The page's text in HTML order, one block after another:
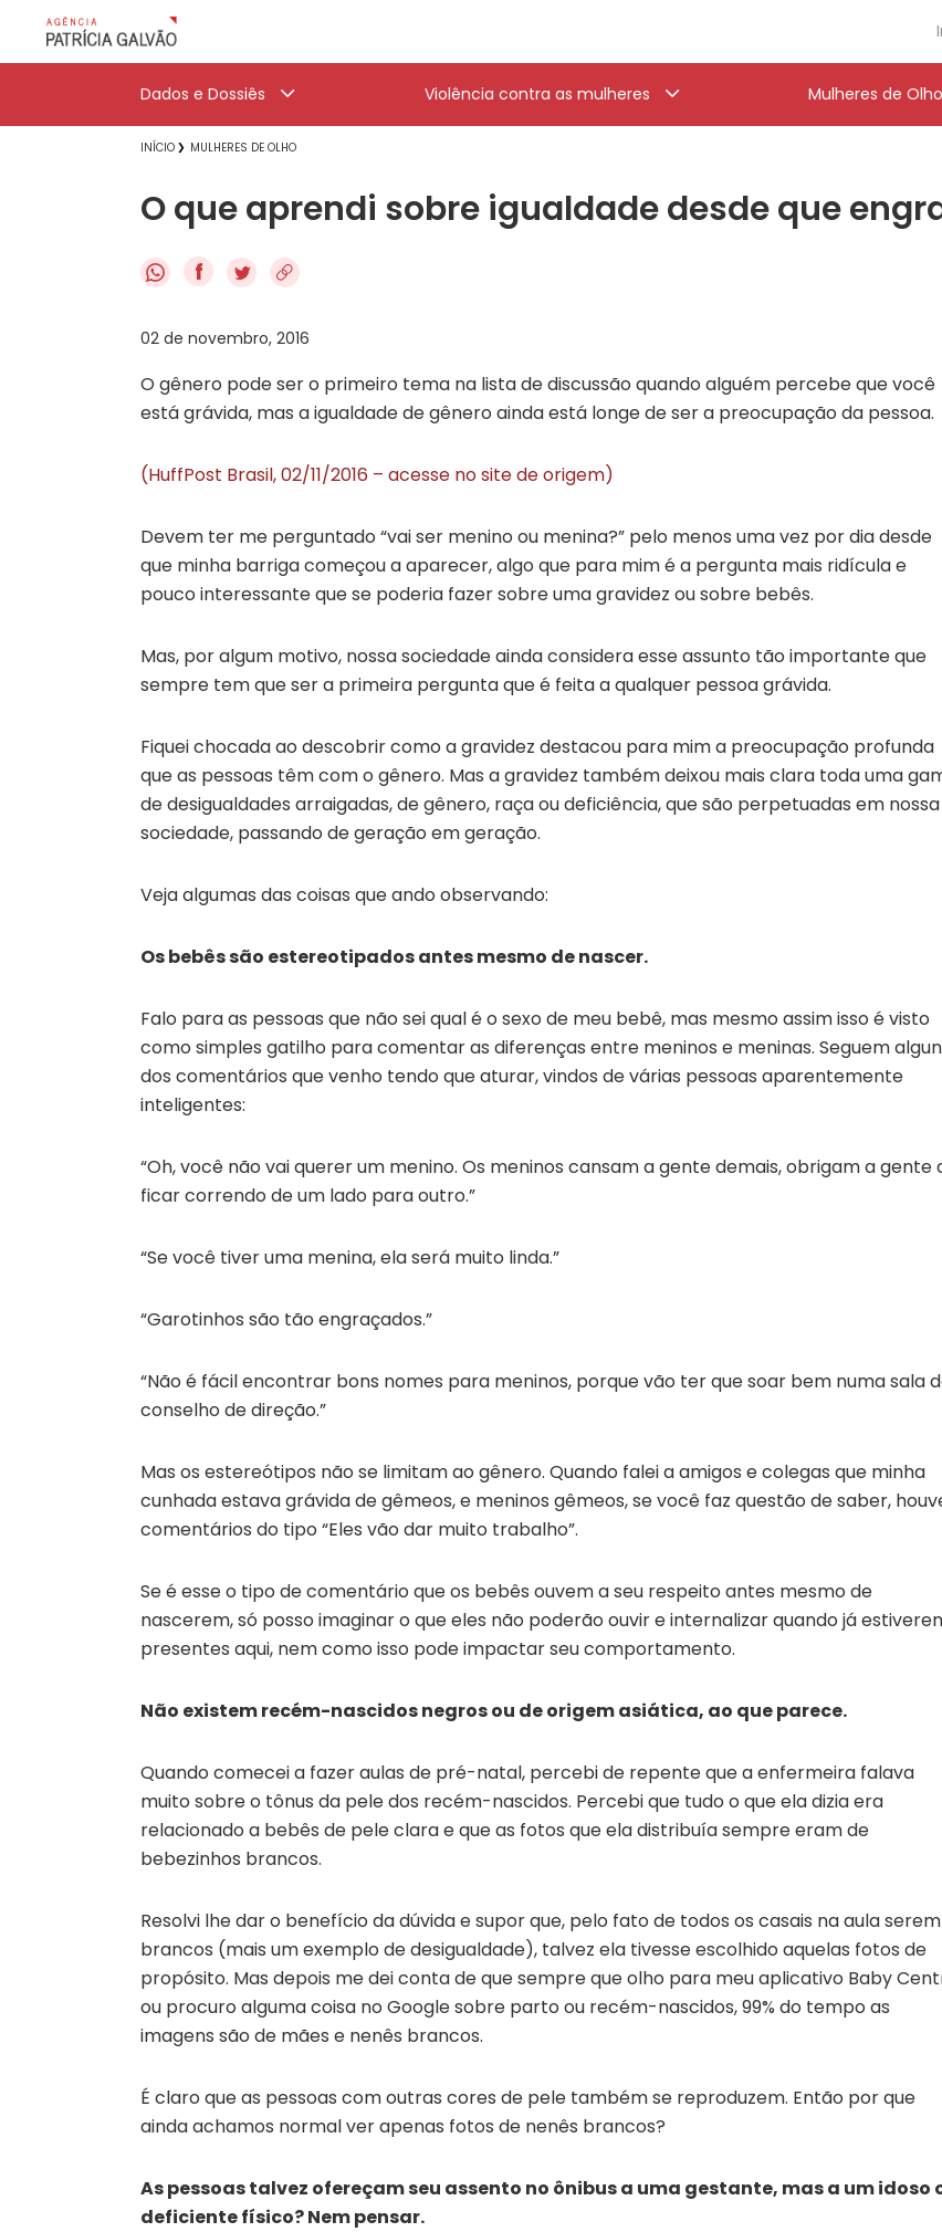
Dados e Dossiês Violência contra as mulheres Mulheres de Olho
INÍCIO MULHERES DE OLHO
O que aprendi sobre igualdade desde que
f
02 de novembro, 2016
O gênero pode ser o primeiro tema na lista de discussão quando alguém percebe que você
está grávida, mas a igualdade de gênero ainda está longe de ser a preocupação da pessoa.
(HuffPost Brasil, 02/11/2016 – acesse no site de origem)
Devem ter me perguntado “vai ser menino ou menina?” pelo menos uma vez por dia desde
que minha barriga começou a aparecer, algo que para mim é a pergunta mais ridícula e
pouco interessante que se poderia fazer sobre uma gravidez ou sobre bebês.
Mas, por algum motivo, nossa sociedade ainda considera esse assunto tão importante que
sempre tem que ser a primeira pergunta que é feita a qualquer pessoa grávida.
Fiquei chocada ao descobrir como a gravidez destacou para mim a preocupação profunda
que as pessoas têm com o gênero. Mas a gravidez também deixou mais clara toda uma
de desigualdades arraigadas, de gênero, raça ou deficiência, que são perpetuadas em nossa
sociedade, passando de geração em geração.
Veja algumas das coisas que ando observando:
Os bebês são estereotipados antes mesmo de nascer.
Falo para as pessoas que não sei qual é o sexo de meu bebê, mas mesmo assim isso é visto
como simples gatilho para comentar as diferenças entre meninos e meninas. Seguem
dos comentários que venho tendo que aturar, vindos de várias pessoas aparentemente
inteligentes:
“Oh, você não vai querer um menino. Os meninos cansam a gente demais, obrigam a gente
ficar correndo de um lado para outro.”
“Se você tiver uma menina, ela será muito linda.”
“Garotinhos são tão engraçados.”
“Não é fácil encontrar bons nomes para meninos, porque vão ter que soar bem numa sala
conselho de direção.”
Mas os estereótipos não se limitam ao gênero. Quando falei a amigos e colegas que minha
cunhada estava grávida de gêmeos, e meninos gêmeos, se você faz questão de saber,
comentários do tipo “Eles vão dar muito trabalho”.
Se é esse o tipo de comentário que os bebês ouvem a seu respeito antes mesmo de
nascerem, só posso imaginar o que eles não poderão ouvir e internalizar quando já
presentes aqui, nem como isso pode impactar seu comportamento.
Não existem recém-nascidos negros ou de origem asiática, ao que parece.
Quando comecei a fazer aulas de pré-natal, percebi de repente que a enfermeira falava
muito sobre o tônus da pele dos recém-nascidos. Percebi que tudo o que ela dizia era
relacionado a bebês de pele clara e que as fotos que ela distribuía sempre eram de
bebezinhos brancos.
Resolvi lhe dar o benefício da dúvida e supor que, pelo fato de todos os casais na aula serem
brancos (mais um exemplo de desigualdade), talvez ela tivesse escolhido aquelas fotos de
propósito. Mas depois me dei conta de que sempre que olho para meu aplicativo Baby
ou procuro alguma coisa no Google sobre parto ou recém-nascidos, 99% do tempo as
imagens são de mães e nenês brancos.
É claro que as pessoas com outras cores de pele também se reproduzem. Então por que
ainda achamos normal ver apenas fotos de nenês brancos?
As pessoas talvez ofereçam seu assento no ônibus a uma gestante, mas a um idoso
deficiente físico? Nem pensar.